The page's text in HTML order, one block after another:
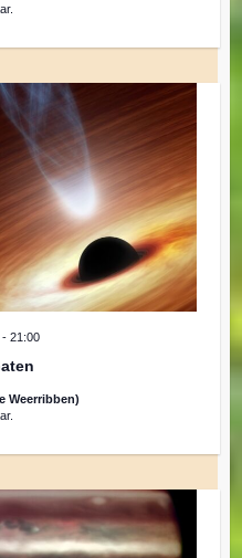
e
n
e
n
w
g
e
-21:00
Weerribben)